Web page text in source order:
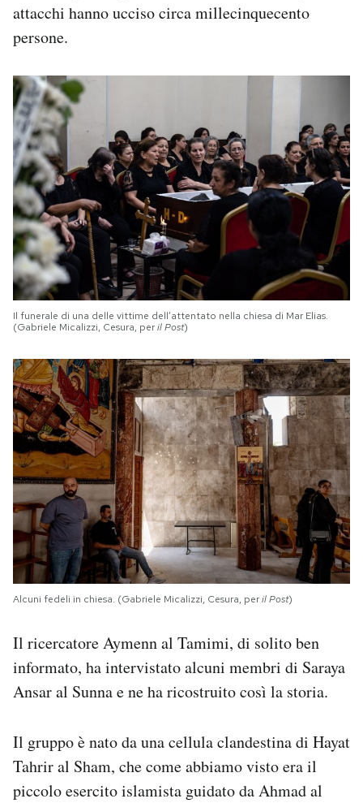
attacchi hanno ucciso circa millecinquecento
persone.
Il funerale di una delle vittime dell’attentato nella chiesa di Mar Elias.
(Gabriele Micalizzi, Cesura, peril Post)
Alcuni fedeli in chiesa. (Gabriele Micalizzi, Cesura, peril Post)
Il ricercatore Aymenn al Tamimi, di solito ben
informato, ha intervistato alcuni membri di Saraya
Ansar al Sunna e ne ha ricostruito così la storia.
Il gruppo è nato da una cellula clandestina di Hayat
Tahrir al Sham, che come abbiamo visto era il
piccolo esercito islamista guidato da Ahmad al